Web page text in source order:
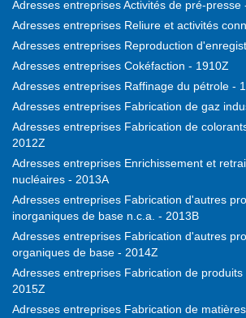
Adresses entreprises Activités de pré-presse
Adresses entreprises Reliure et activités
Adresses entreprises Reproduction
Adresses entreprises Cokéfaction - 1910Z
Adresses entreprises Raffinage du pétrole -
Adresses entreprises Fabrication de gaz
Adresses entreprises Fabrication de
2012Z
Adresses entreprises Enrichissement et
nucléaires - 2013A
Adresses entreprises Fabrication d'autres
inorganiques de base n.c.a. - 2013B
Adresses entreprises Fabrication d'autres
organiques de base - 2014Z
Adresses entreprises Fabrication de
2015Z
Adresses entreprises Fabrication de